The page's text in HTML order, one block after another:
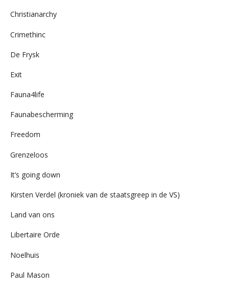
Christianarchy
Crimethinc
De Frysk
Exit
Fauna4life
Faunabescherming
Freedom
Grenzeloos
It’s going down
Kirsten Verdel (kroniek van de staatsgreep in de VS)
Land van ons
Libertaire Orde
Noelhuis
Paul Mason